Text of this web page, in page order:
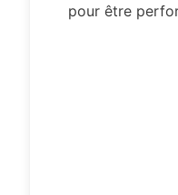
pour être